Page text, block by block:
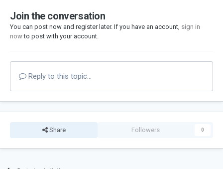
Join the conversation
You can post now and register later. If you have an account, sign in
nowto post with your account.
Reply to this topic...
Share Followers 0